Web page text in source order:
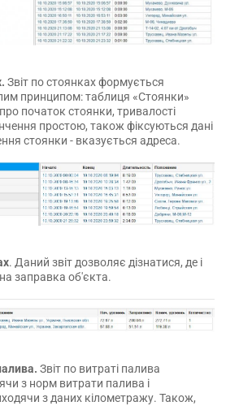
Звіт по стоянках формується
принципом: таблиця «Стоянки»
про початок стоянки, тривалості
простою, також фіксуються дані
стоянки - вказується адреса.
. Даний звіт дозволяє дізнатися, де і
заправка об'єкта.
Звіт по витраті палива
з норм витрати палива і
з даних кілометражу. Також,